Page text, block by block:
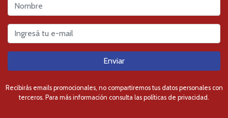
Enviar
Recibirás emails promocionales, no compartiremos tus datos personales con
terceros. Para más información consulta las políticas de privacidad.